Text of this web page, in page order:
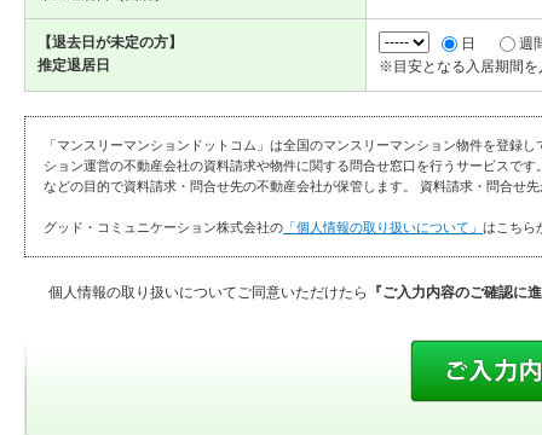
【退去日が未定の方】
推定退居日
日
週
※目安となる入居期間を
「マンスリーマンションドットコム」は全国のマンスリーマンション物件を登録
ション運営の不動産会社の資料請求や物件に関する問合せ窓口を行うサービスで
などの目的で資料請求・問合せ先の不動産会社が保管します。 資料請求・問合せ
グッド・コミュニケーション株式会社の 「個人情報の取り扱いについて」 はこちら
個人情報の取り扱いについてご同意いただけたら 『ご入力内容のご確認に